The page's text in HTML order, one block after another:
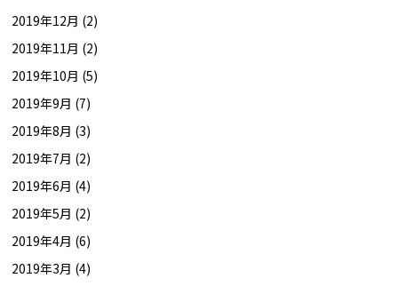
2019年12月 (2)
2019年11月 (2)
2019年10月 (5)
2019年9月 (7)
2019年8月 (3)
2019年7月 (2)
2019年6月 (4)
2019年5月 (2)
2019年4月 (6)
2019年3月 (4)